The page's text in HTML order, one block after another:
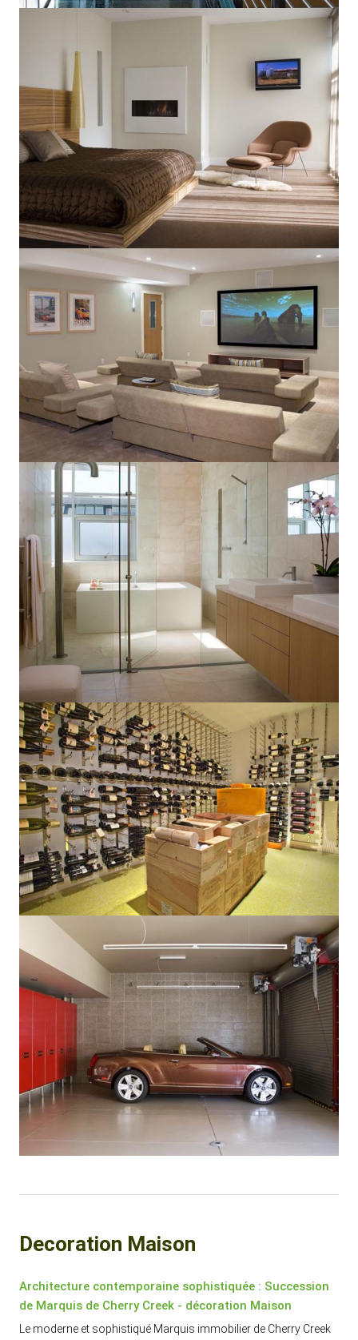
Decoration Maison
Architecture contemporaine sophistiquée : Succession
de Marquis de Cherry Creek - décoration Maison
Le moderne et sophistiqué Marquis immobilier de Cherry Creek